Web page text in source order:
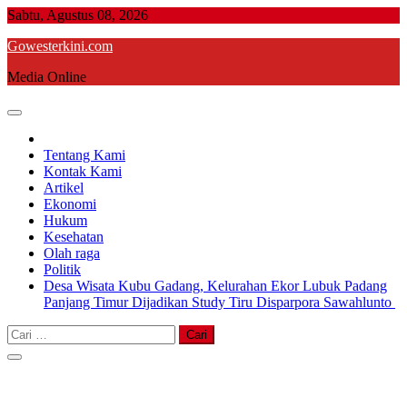
Skip
content
Sabtu, Agustus 08, 2026
Gowesterkini.com
Media Online
Tentang Kami
Kontak Kami
Artikel
Ekonomi
Hukum
Kesehatan
Olah raga
Politik
Desa Wisata Kubu Gadang, Kelurahan Ekor Lubuk Padang
Panjang Timur Dijadikan Study Tiru Disparpora Sawahlunto
Cari
untuk: